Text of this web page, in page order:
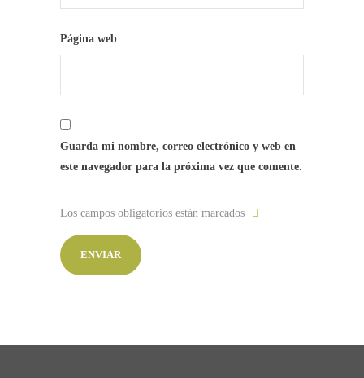
Página web
Guarda mi nombre, correo electrónico y web en
este navegador para la próxima vez que comente.
Los campos obligatorios están marcados